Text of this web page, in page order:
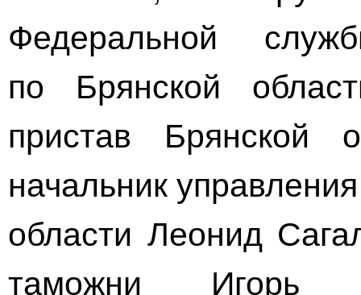
Федеральной
по Брянской
пристав Брянской
начальник
области Леонид
таможни Игорь